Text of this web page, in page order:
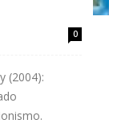
0
(2004):